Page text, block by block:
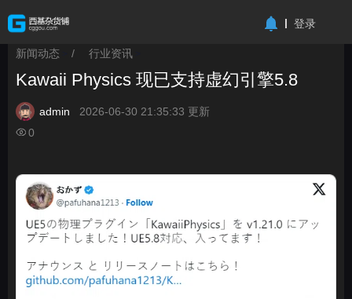
登录
新闻动态 / 行业资讯
Kawaii Physics 现已支持虚幻引擎5.8
admin
2026-06-30 21:35:33 更新
0